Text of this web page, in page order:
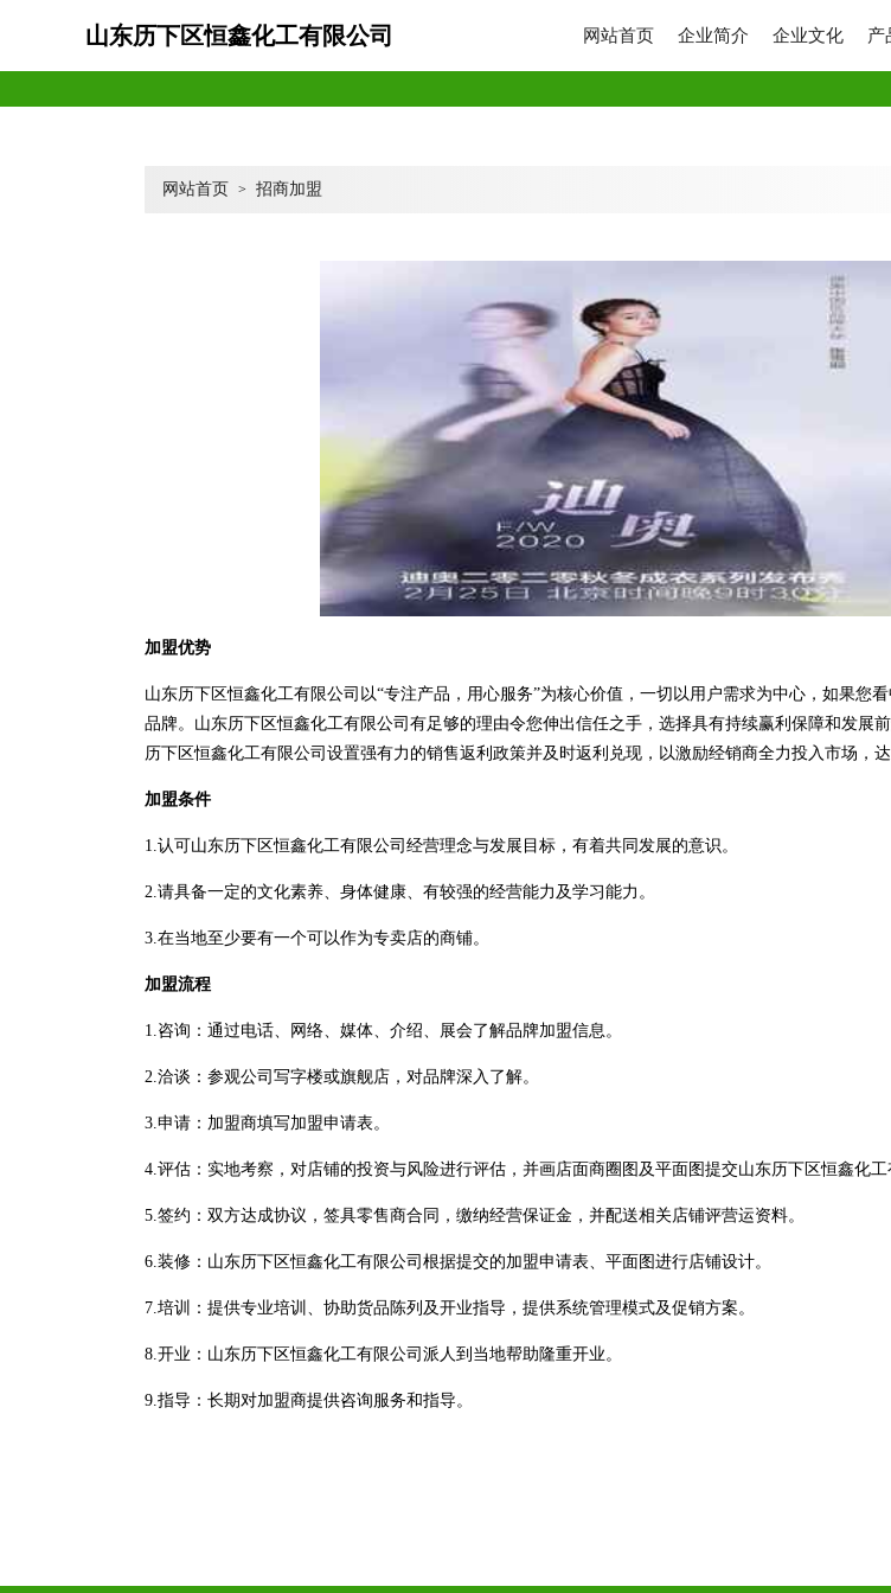
山东历下区恒鑫化工有限公司 网站首页 企业简介 企业文化 产
网站首页 > 招商加盟
加盟优势
山东历下区恒鑫化工有限公司以“专注产品，用心服务”为核心价值，一切以用户需求为中心，如果您
品牌。山东历下区恒鑫化工有限公司有足够的理由令您伸出信任之手，选择具有持续赢利保障和发展
历下区恒鑫化工有限公司设置强有力的销售返利政策并及时返利兑现，以激励经销商全力投入市场，达
加盟条件
1.认可山东历下区恒鑫化工有限公司经营理念与发展目标，有着共同发展的意识。
2.请具备一定的文化素养、身体健康、有较强的经营能力及学习能力。
3.在当地至少要有一个可以作为专卖店的商铺。
加盟流程
1.咨询：通过电话、网络、媒体、介绍、展会了解品牌加盟信息。
2.洽谈：参观公司写字楼或旗舰店，对品牌深入了解。
3.申请：加盟商填写加盟申请表。
4.评估：实地考察，对店铺的投资与风险进行评估，并画店面商圈图及平面图提交山东历下区恒鑫化工
5.签约：双方达成协议，签具零售商合同，缴纳经营保证金，并配送相关店铺评营运资料。
6.装修：山东历下区恒鑫化工有限公司根据提交的加盟申请表、平面图进行店铺设计。
7.培训：提供专业培训、协助货品陈列及开业指导，提供系统管理模式及促销方案。
8.开业：山东历下区恒鑫化工有限公司派人到当地帮助隆重开业。
9.指导：长期对加盟商提供咨询服务和指导。